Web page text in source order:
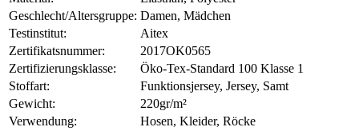
Geschlecht/Altersgruppe: Damen, Mädchen
Testinstitut:
Aitex
Zertifikatsnummer:
2017OK0565
Zertifizierungsklasse:
Öko-Tex-Standard 100 Klasse 1
Stoffart:
Funktionsjersey, Jersey, Samt
Gewicht:
220gr/m²
Verwendung:
Hosen, Kleider, Röcke